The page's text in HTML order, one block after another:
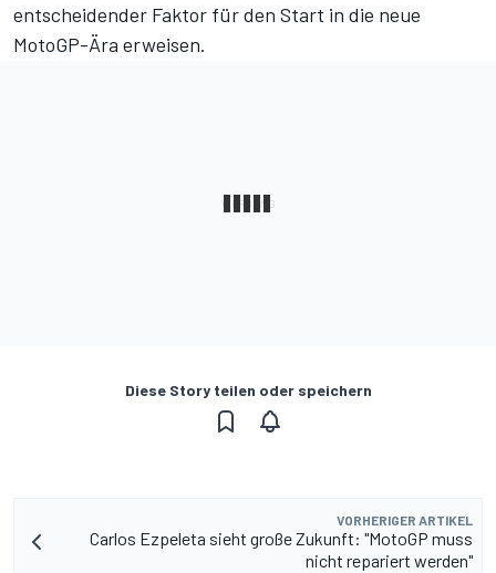
entscheidender Faktor für den Start in die neue
MotoGP-Ära erweisen.
Diese Story teilen oder speichern
VORHERIGER ARTIKEL
Carlos Ezpeleta sieht große Zukunft: "MotoGP muss
nicht repariert werden"